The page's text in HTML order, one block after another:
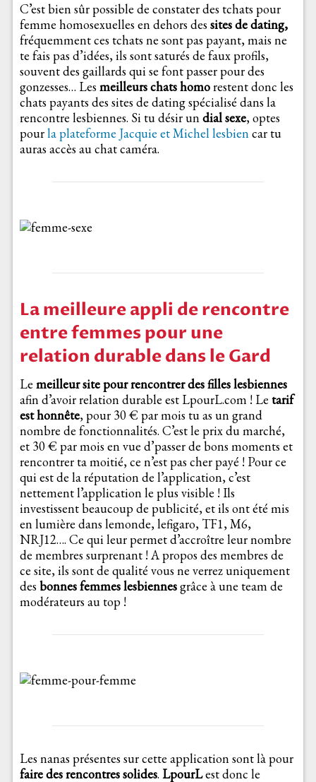
C’est bien sûr possible de constater des tchats pour
femme homosexuelles en dehors des sites de dating,
fréquemment ces tchats ne sont pas payant, mais ne
te fais pas d’idées, ils sont saturés de faux profils,
souvent des gaillards qui se font passer pour des
gonzesses… Les meilleurs chats homorestent donc les
chats payants des sites de dating spécialisé dans la
rencontre lesbiennes. Si tu désir undial sexe, optes
pourla plateforme Jacquie et Michel lesbiencar tu
auras accès au chat caméra.
La meilleure appli de rencontre
entre femmes pour une
relation durable dans le Gard
Le meilleur site pour rencontrer des filles lesbiennes
afin d’avoir relation durable est LpourL.com ! Le tarif
est honnête, pour 30 € par mois tu as un grand
nombre de fonctionnalités. C’est le prix du marché,
et 30 € par mois en vue d’passer de bons moments et
rencontrer ta moitié, ce n’est pas cher payé ! Pour ce
qui est de la réputation de l’application, c’est
nettement l’application le plus visible ! Ils
investissent beaucoup de publicité, et ils ont été mis
en lumière dans lemonde, lefigaro, TF1, M6,
NRJ12…. Ce qui leur permet d’accroître leur nombre
de membres surprenant ! A propos des membres de
ce site, ils sont de qualité vous ne verrez uniquement
des bonnes femmes lesbiennesgrâce à une team de
modérateurs au top !
Les nanas présentes sur cette application sont là pour
faire des rencontres solides. LpourLest donc le